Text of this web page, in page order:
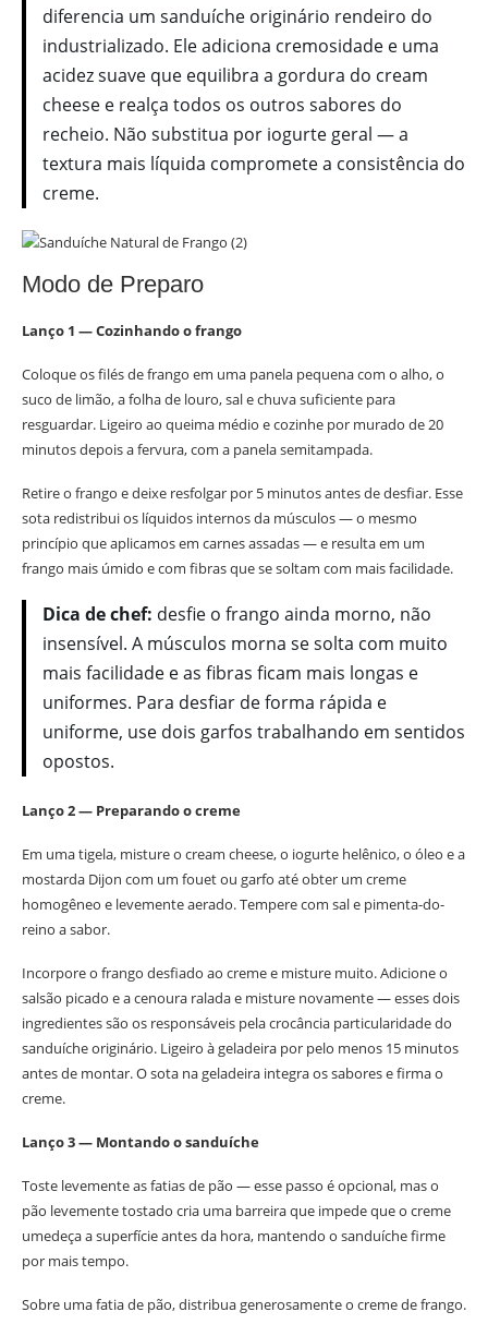
diferencia um sanduíche originário rendeiro do
industrializado. Ele adiciona cremosidade e uma
acidez suave que equilibra a gordura do cream
cheese e realça todos os outros sabores do
recheio. Não substitua por iogurte geral — a
textura mais líquida compromete a consistência do
creme.
Modo de Preparo
Lanço 1 — Cozinhando o frango
Coloque os filés de frango em uma panela pequena com o alho, o
suco de limão, a folha de louro, sal e chuva suficiente para
resguardar. Ligeiro ao queima médio e cozinhe por murado de 20
minutos depois a fervura, com a panela semitampada.
Retire o frango e deixe resfolgar por 5 minutos antes de desfiar. Esse
sota redistribui os líquidos internos da músculos — o mesmo
princípio que aplicamos em carnes assadas — e resulta em um
frango mais úmido e com fibras que se soltam com mais facilidade.
Dica de chef: desfie o frango ainda morno, não
insensível. A músculos morna se solta com muito
mais facilidade e as fibras ficam mais longas e
uniformes. Para desfiar de forma rápida e
uniforme, use dois garfos trabalhando em sentidos
opostos.
Lanço 2 — Preparando o creme
Em uma tigela, misture o cream cheese, o iogurte helênico, o óleo e a
mostarda Dijon com um fouet ou garfo até obter um creme
homogêneo e levemente aerado. Tempere com sal e pimenta-do-
reino a sabor.
Incorpore o frango desfiado ao creme e misture muito. Adicione o
salsão picado e a cenoura ralada e misture novamente — esses dois
ingredientes são os responsáveis pela crocância particularidade do
sanduíche originário. Ligeiro à geladeira por pelo menos 15 minutos
antes de montar. O sota na geladeira integra os sabores e firma o
creme.
Lanço 3 — Montando o sanduíche
Toste levemente as fatias de pão — esse passo é opcional, mas o
pão levemente tostado cria uma barreira que impede que o creme
umedeça a superfície antes da hora, mantendo o sanduíche firme
por mais tempo.
Sobre uma fatia de pão, distribua generosamente o creme de frango.